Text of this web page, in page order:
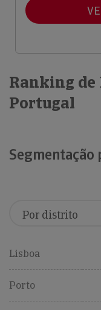
Ranking de
Portugal
Lisboa
Porto